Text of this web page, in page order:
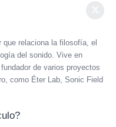
que relaciona la filosofía, el
del sonido. Vive en
de varios proyectos
como Éter Lab, Sonic Field